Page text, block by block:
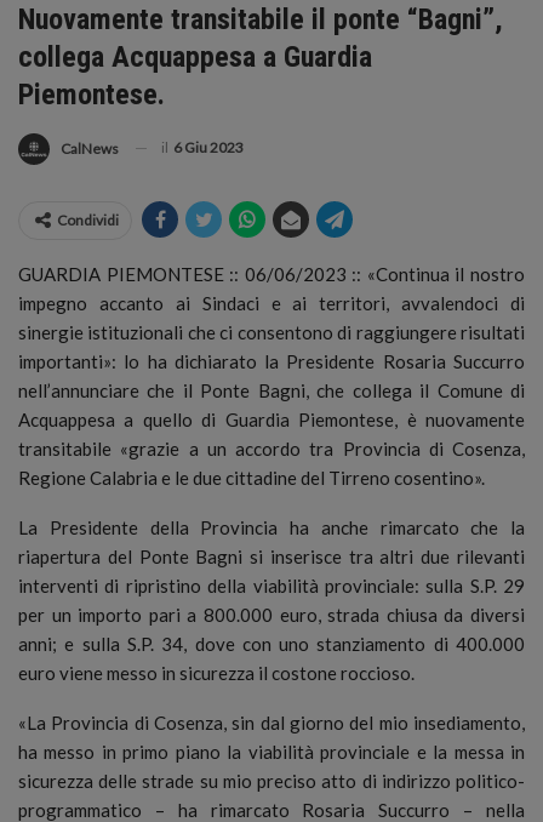
Nuovamente transitabile il ponte “Bagni”,
collega Acquappesa a Guardia
Piemontese.
CalNews il 6 Giu 2023
Condividi
GUARDIA PIEMONTESE :: 06/06/2023 :: «Continua il nostro
impegno accanto ai Sindaci e ai territori, avvalendoci di
sinergie istituzionali che ci consentono di raggiungere risultati
importanti»: lo ha dichiarato la Presidente Rosaria Succurro
nell’annunciare che il Ponte Bagni, che collega il Comune di
Acquappesa a quello di Guardia Piemontese, è nuovamente
transitabile «grazie a un accordo tra Provincia di Cosenza,
Regione Calabria e le due cittadine del Tirreno cosentino».
La Presidente della Provincia ha anche rimarcato che la
riapertura del Ponte Bagni si inserisce tra altri due rilevanti
interventi di ripristino della viabilità provinciale: sulla S.P. 29
per un importo pari a 800.000 euro, strada chiusa da diversi
anni; e sulla S.P. 34, dove con uno stanziamento di 400.000
euro viene messo in sicurezza il costone roccioso.
«La Provincia di Cosenza, sin dal giorno del mio insediamento,
ha messo in primo piano la viabilità provinciale e la messa in
sicurezza delle strade su mio preciso atto di indirizzo politico-
programmatico – ha rimarcato Rosaria Succurro – nella